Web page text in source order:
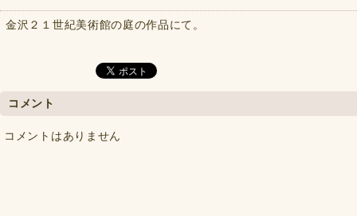
金沢２１世紀美術館の庭の作品にて。
コメント
コメントはありません